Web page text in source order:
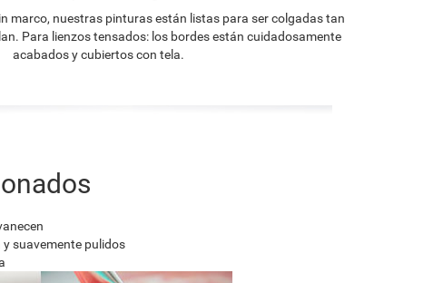
marco, nuestras pinturas están listas para ser colgadas tan
Para lienzos tensados: los bordes están cuidadosamente
acabados y cubiertos con tela.
suavemente pulidos